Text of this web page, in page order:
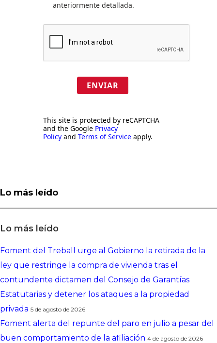
anteriormente detallada.
ENVIAR
This site is protected by reCAPTCHA
and the Google Privacy
Policy and Terms of Service apply.
Lo más leído
Lo más leído
Foment del Treball urge al Gobierno la retirada de la
ley que restringe la compra de vivienda tras el
contundente dictamen del Consejo de Garantías
Estatutarias y detener los ataques a la propiedad
privada 5 de agosto de 2026
Foment alerta del repunte del paro en julio a pesar del
buen comportamiento de la afiliación 4 de agosto de 2026